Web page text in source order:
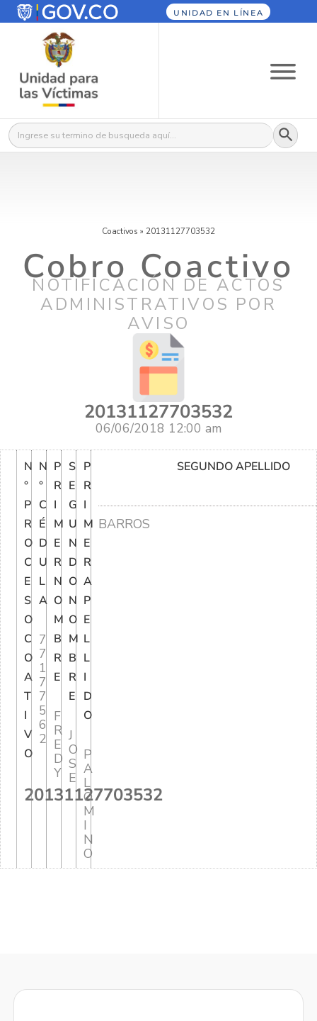
UNIDAD EN LÍNEA
Buscar: Botón
Coactivos » 20131127703532
Cobro Coactivo
NOTIFICACIÓN DE ACTOS
ADMINISTRATIVOS POR
AVISO
20131127703532
06/06/2018 12:00 am
N
°
P
R
O
C
E
S
O
C
O
A
T
I
V
O
20131127703532
N
°
C
É
D
U
L
A
7
7
1
7
7
5
6
2
P
R
I
M
E
R
N
O
M
B
R
E
F
R
E
D
Y
S
E
G
U
N
D
O
N
O
M
B
R
E
J
O
S
E
P
R
I
M
E
R
A
P
E
L
L
I
D
O
P
A
L
O
M
I
N
O
SEGUNDO APELLIDO
BARROS